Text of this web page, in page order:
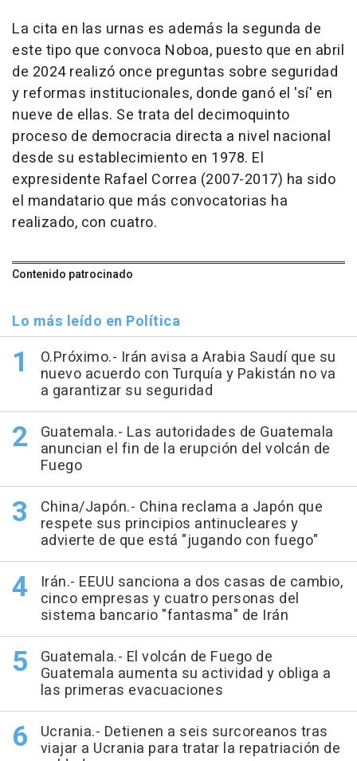
La cita en las urnas es además la segunda de
este tipo que convoca Noboa, puesto que en abril
de 2024 realizó once preguntas sobre seguridad
y reformas institucionales, donde ganó el 'sí' en
nueve de ellas. Se trata del decimoquinto
proceso de democracia directa a nivel nacional
desde su establecimiento en 1978. El
expresidente Rafael Correa (2007-2017) ha sido
el mandatario que más convocatorias ha
realizado, con cuatro.
Contenido patrocinado
Lo más leído en Política
O.Próximo.- Irán avisa a Arabia Saudí que su
nuevo acuerdo con Turquía y Pakistán no va
a garantizar su seguridad
Guatemala.- Las autoridades de Guatemala
anuncian el fin de la erupción del volcán de
Fuego
China/Japón.- China reclama a Japón que
respete sus principios antinucleares y
advierte de que está "jugando con fuego"
Irán.- EEUU sanciona a dos casas de cambio,
cinco empresas y cuatro personas del
sistema bancario "fantasma" de Irán
Guatemala.- El volcán de Fuego de
Guatemala aumenta su actividad y obliga a
las primeras evacuaciones
Ucrania.- Detienen a seis surcoreanos tras
viajar a Ucrania para tratar la repatriación de